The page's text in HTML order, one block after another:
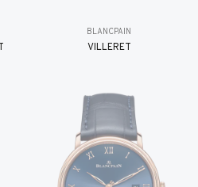
BLANCPAIN
VILLERET